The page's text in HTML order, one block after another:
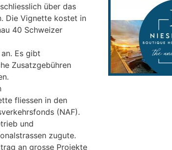
über das
Die Vignette kostet in
40 Schweizer
Es gibt
Zusatzgebühren
fliessen in den
(NAF).
und
zugute.
an grosse Projekte